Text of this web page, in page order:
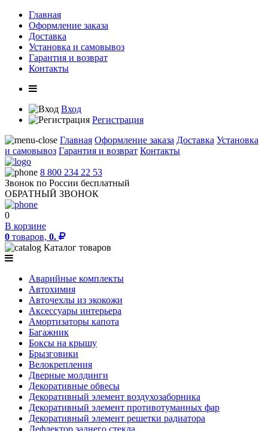
Главная
Оформление заказа
Доставка
Установка и самовывоз
Гарантия и возврат
Контакты
Вход
Регистрация
Главная Оформление заказа Доставка Установка
и самовывоз Гарантия и возврат Контакты
8 800 234 22 53
Звонок по России бесплатный
ОБРАТНЫЙ ЗВОНОК
0
В корзине
0 товаров, 0.
Каталог товаров
Аварийные комплекты
Автохимия
Авточехлы из экокожи
Аксессуары интерьера
Амортизаторы капота
Багажник
Боксы на крышу
Брызговики
Велокрепления
Дверные молдинги
Декоративные обвесы
Декоративный элемент воздухозаборника
Декоративный элемент противотуманных фар
Декоративный элемент решетки радиатора
Дефлектор заднего стекла